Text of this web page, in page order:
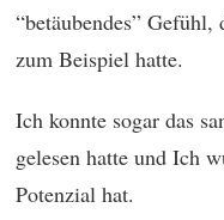
“betäubendes”
zum Beispiel hatte.
Ich konnte sogar das
gelesen hatte und Ich
Potenzial hat.